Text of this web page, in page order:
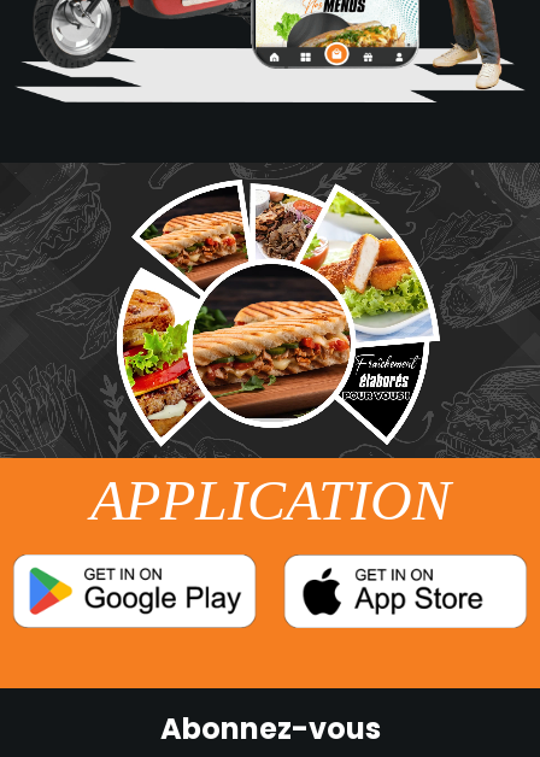
APPLICATION
Abonnez-vous